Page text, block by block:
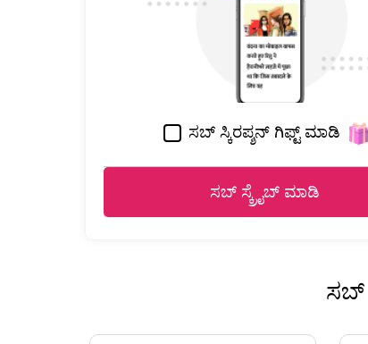
ಸಬ್ ಸ್ಕಿರಪ್ಶನ್ ಗಿಫ್ಟ್ ಮಾಡಿ
ಸಬ್ ಸ್ಕ್ರೈಬ್ ಮಾಡಿ
ಸಬ್